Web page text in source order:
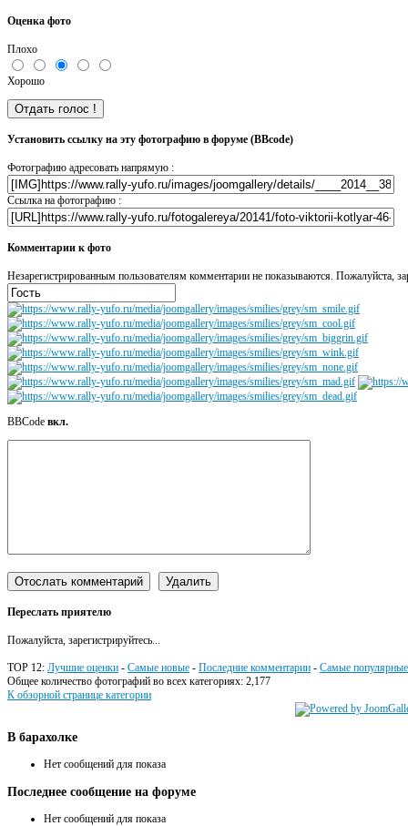
Оценка фото
Плохо
Хорошо
Установить ссылку на эту фотографию в форуме (BBcode)
Фотографию адресовать напрямую :
Ссылка на фотографию :
Комментарии к фото
Незарегистрированным пользователям комментарии не показываются. Пожалуйста,
BBCode вкл.
Переслать приятелю
Пожалуйста, зарегистрируйтесь...
TOP 12: Лучшие оценки - Самые новые - Последние комментарии - Самые популярные
Общее количество фотографий во всех категориях: 2,177
К обзорной странице категории
В барахолке
Нет сообщений для показа
Последнее сообщение на форуме
Нет сообщений для показа